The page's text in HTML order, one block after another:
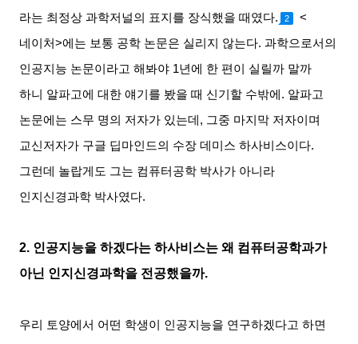
라는 최정상 과학저널의 표지를 장식했을 때였다. 2
<
네이처>에는 보통 공학 논문은 실리지 않는다.과학으로서의
인공지능 논문이라고 해봐야 1년에 한 편이 실릴까 말까
하니 알파고에 대한 얘기를 봤을 때 신기할 수밖에. 알파고
논문에는 스무 명의 저자가 있는데, 그중 마지막 저자이며
교신저자가 구글 딥마인드의 수장 데미스 하사비스이다.
그런데 놀랍게도 그는 컴퓨터공학 박사가 아니라
인지신경과학 박사였다.
2. 인공지능을 하겠다는 하사비스는 왜 컴퓨터공학과가
아닌 인지신경과학을 전공했을까.
우리 토양에서 어떤 학생이 인공지능을 연구하겠다고 하면